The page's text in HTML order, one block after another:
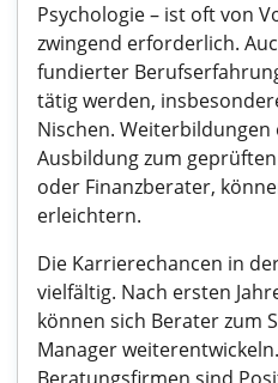
Psychologie – ist oft von
zwingend erforderlich.
fundierter
tätig werden,
Nischen.
Ausbildung zum
oder Finanzberater,
erleichtern.
Die Karrierechancen in
vielfältig. Nach ersten
können sich Berater zum
Manager